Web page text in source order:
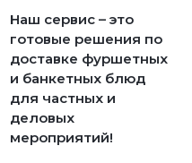
Наш сервис – это
готовые решения по
доставке фуршетных
и банкетных блюд
для частных и
деловых
мероприятий!